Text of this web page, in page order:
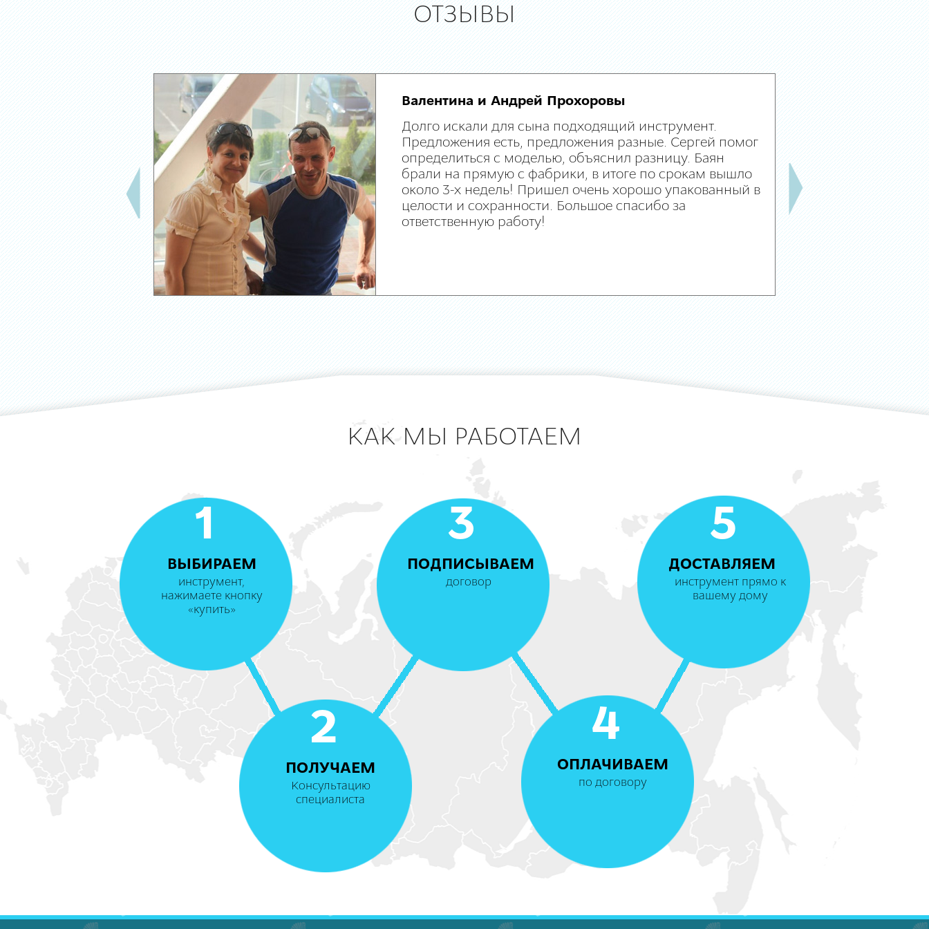
ОТЗЫВЫ
Валентина и Андрей Прохоровы
Долго искали для сына подходящий инструмент.
Предложения есть, предложения разные. Сергей помог
определиться с моделью, объяснил разницу. Баян
брали на прямую с фабрики, в итоге по срокам вышло
около 3-х недель! Пришел очень хорошо упакованный в
целости и сохранности. Большое спасибо за
ответственную работу!
КАК МЫ РАБОТАЕМ
1
ВЫБИРАЕМ
инструмент,
нажимаете кнопку
«купить»
3
ПОДПИСЫВАЕМ
договор
5
ДОСТАВЛЯЕМ
инструмент прямо к
вашему дому
2
ПОЛУЧАЕМ
Консультацию
специалиста
4
ОПЛАЧИВАЕМ
по договору